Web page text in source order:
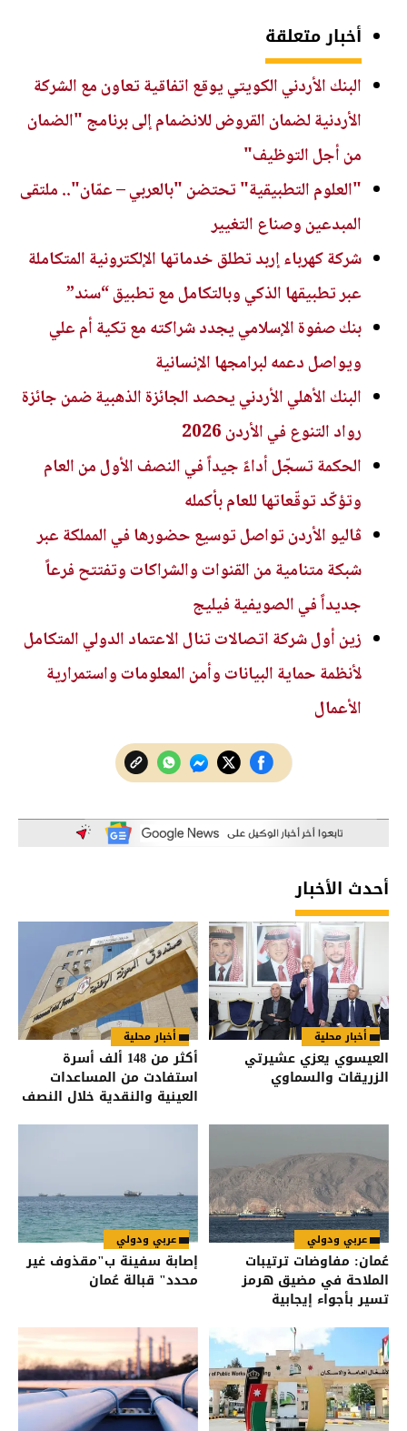
أخبار متعلقة
البنك الأردني الكويتي يوقع اتفاقية تعاون مع الشركة
الأردنية لضمان القروض للانضمام إلى برنامج "الضمان
من أجل التوظيف"
"العلوم التطبيقية" تحتضن "بالعربي – عمّان".. ملتقى
المبدعين وصناع التغيير
شركة كهرباء إربد تطلق خدماتها الإلكترونية المتكاملة
عبر تطبيقها الذكي وبالتكامل مع تطبيق “سند”
بنك صفوة الإسلامي يجدد شراكته مع تكية أم علي
ويواصل دعمه لبرامجها الإنسانية
البنك الأهلي الأردني يحصد الجائزة الذهبية ضمن جائزة
رواد التنوع في الأردن 2026
الحكمة تسجّل أداءً جيداً في النصف الأول من العام
وتؤكّد توقّعاتها للعام بأكمله
ڤاليو الأردن تواصل توسيع حضورها في المملكة عبر
شبكة متنامية من القنوات والشراكات وتفتتح فرعاً
جديداً في الصويفية فيليج
زين أول شركة اتصالات تنال الاعتماد الدولي المتكامل
لأنظمة حماية البيانات وأمن المعلومات واستمرارية
الأعمال
أحدث الأخبار
أخبار محلية
العيسوي يعزي عشيرتي
الزريقات والسماوي
أخبار محلية
أكثر من 148 ألف أسرة
استفادت من المساعدات
العينية والنقدية خلال النصف
عربي ودولي
عُمان: مفاوضات ترتيبات
الملاحة في مضيق هرمز
تسير بأجواء إيجابية
عربي ودولي
إصابة سفينة ب"مقذوف غير
محدد" قبالة عُمان